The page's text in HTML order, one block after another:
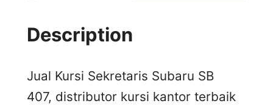
Description
Jual Kursi Sekretaris Subaru SB
407, distributor kursi kantor terbaik